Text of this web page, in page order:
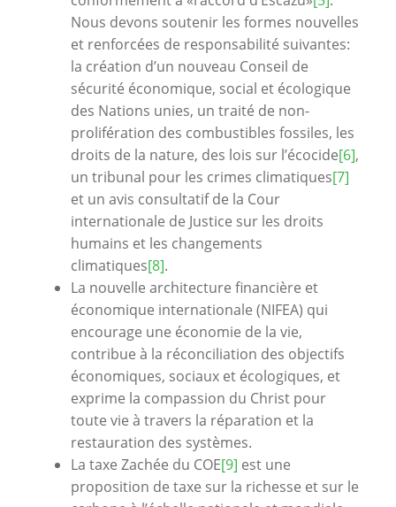
Nous devons soutenir les formes nouvelles
et renforcées de responsabilité suivantes:
la création d’un nouveau Conseil de
sécurité économique, social et écologique
des Nations unies, un traité de non-
prolifération des combustibles fossiles, les
droits de la nature, des lois sur l’écocide[6],
un tribunal pour les crimes climatiques[7]
et un avis consultatif de la Cour
internationale de Justice sur les droits
humains et les changements
climatiques[8].
La nouvelle architecture financière et
économique internationale (NIFEA) qui
encourage une économie de la vie,
contribue à la réconciliation des objectifs
économiques, sociaux et écologiques, et
exprime la compassion du Christ pour
toute vie à travers la réparation et la
restauration des systèmes.
La taxe Zachée du COE[9] est une
proposition de taxe sur la richesse et sur le